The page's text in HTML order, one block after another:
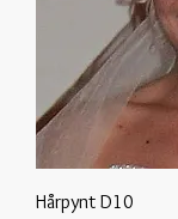
Hårpynt D10